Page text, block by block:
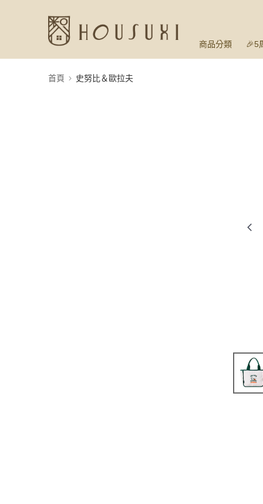
商品分類 🎉5
首頁 史努比＆歐拉夫